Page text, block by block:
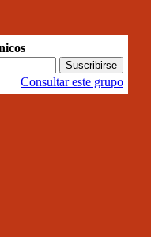
Consultar este grupo